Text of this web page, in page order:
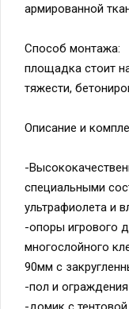
армированной
Способ монтажа:
площадка стоит
тяжести,
Описание и
-
специальными
ультрафиолета и
-опоры игрового
многослойного
90мм с
-пол и